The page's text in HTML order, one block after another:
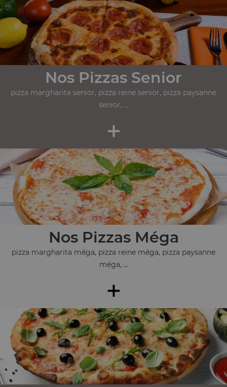
Nos Pizzas Senior
pizza margharita senior, pizza reine senior, pizza paysanne
senior, ...
+
Nos Pizzas Méga
pizza margharita méga, pizza reine méga, pizza paysanne
méga, ...
+